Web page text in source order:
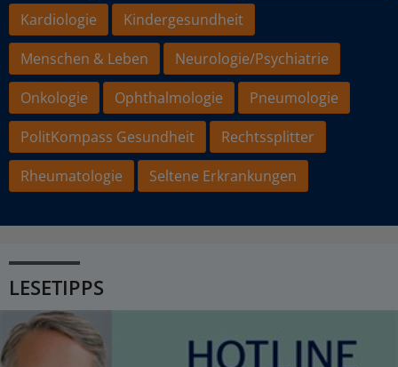
Kardiologie
Kindergesundheit
Menschen & Leben
Neurologie/Psychiatrie
Onkologie
Ophthalmologie
Pneumologie
PolitKompass Gesundheit
Rechtssplitter
Rheumatologie
Seltene Erkrankungen
LESETIPPS